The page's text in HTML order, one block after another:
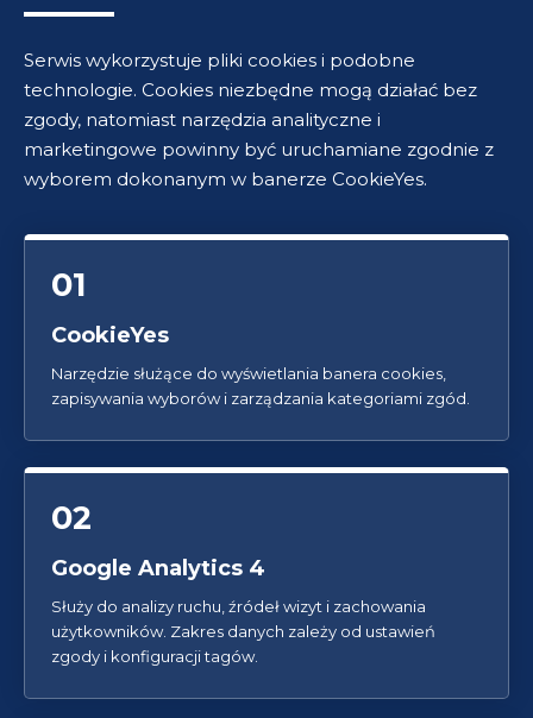
Serwis wykorzystuje pliki cookies i podobne
technologie. Cookies niezbędne mogą działać bez
zgody, natomiast narzędzia analityczne i
marketingowe powinny być uruchamiane zgodnie z
wyborem dokonanym w banerze CookieYes.
01
CookieYes
Narzędzie służące do wyświetlania banera cookies,
zapisywania wyborów i zarządzania kategoriami zgód.
02
Google Analytics 4
Służy do analizy ruchu, źródeł wizyt i zachowania
użytkowników. Zakres danych zależy od ustawień
zgody i konfiguracji tagów.